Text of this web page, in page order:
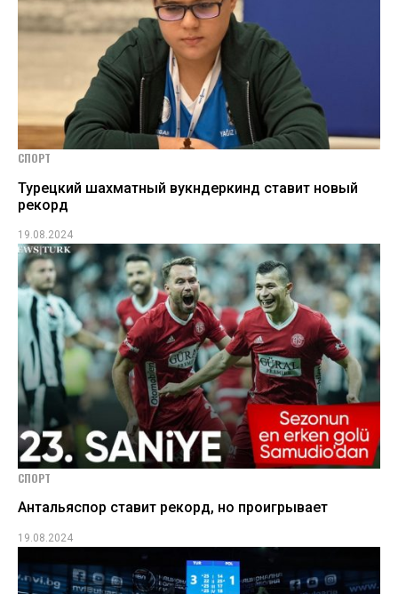
СПОРТ
Турецкий шахматный вукндеркинд ставит новый
рекорд
19.08.2024
СПОРТ
Антальяспор ставит рекорд, но проигрывает
19.08.2024